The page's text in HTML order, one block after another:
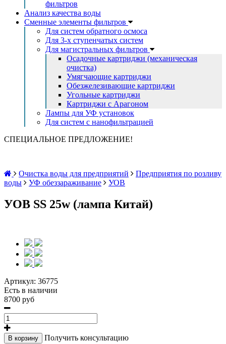
фильтров
Анализ качества воды
Сменные элементы фильтров
Для систем обратного осмоса
Для 3-х ступенчатых систем
Для магистральных фильтров
Осадочные картриджи (механическая
очистка)
Умягчающие картриджи
Обезжелезивающие картриджи
Угольные картриджи
Картриджи с Арагоном
Лампы для УФ установок
Для систем с нанофильтрацией
СПЕЦИАЛЬНОЕ ПРЕДЛОЖЕНИЕ!
Очистка воды для предприятий
Предприятия по розливу
воды
УФ обеззараживание УОВ
УОВ SS 25w (лампа Китай)
Артикул: 36775
Есть в наличии
8700 руб
В корзину Получить консультацию